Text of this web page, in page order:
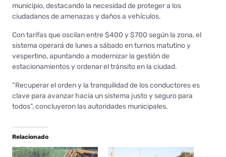
municipio, destacando la necesidad de proteger a los
ciudadanos de amenazas y daños a vehículos.
Con tarifas que oscilan entre $400 y $700 según la zona, el
sistema operará de lunes a sábado en turnos matutino y
vespertino, apuntando a modernizar la gestión de
estacionamientos y ordenar el tránsito en la ciudad.
“Recuperar el orden y la tranquilidad de los conductores es
clave para avanzar hacia un sistema justo y seguro para
todos”, concluyeron las autoridades municipales.
Relacionado